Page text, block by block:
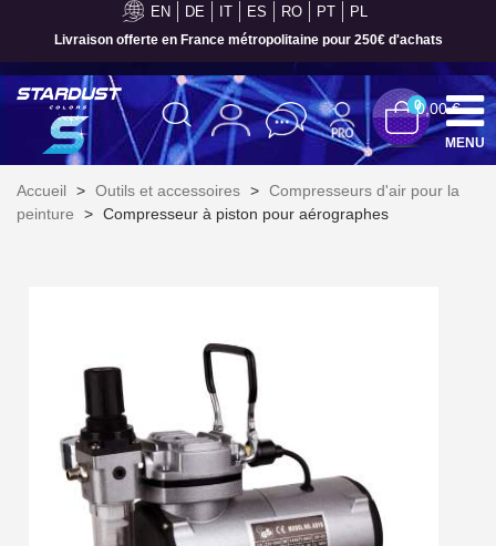
EN DE IT ES RO PT PL
Livraison offerte en France métropolitaine pour 250€ d'achats
Inscription à la newsletter : 5€ de réduction
Livraison sous 24 h en France Métropolitaine
Livraison offerte en France métropolitaine pour 250€ d'achats
00,00 €
MENU
Accueil > Outils et accessoires > Compresseurs d'air pour la
peinture
> Compresseur à piston pour aérographes